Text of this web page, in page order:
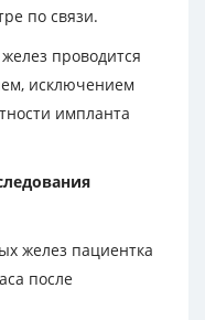
по связи.
проводится
исключением
импланта
желез пациентка
после